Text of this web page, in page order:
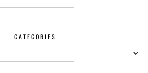
CATEGORIES